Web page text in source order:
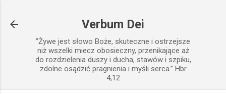
Verbum Dei
”Żywe jest słowo Boże, skuteczne i ostrzejsze
niż wszelki miecz obosieczny, przenikające aż
do rozdzielenia duszy i ducha, stawów i szpiku,
zdolne osądzić pragnienia i myśli serca.” Hbr
4,12